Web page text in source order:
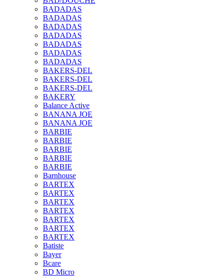
BADADAS
BADADAS
BADADAS
BADADAS
BADADAS
BADADAS
BADADAS
BAKERS-DEL
BAKERS-DEL
BAKERS-DEL
BAKERY
Balance Active
BANANA JOE
BANANA JOE
BARBIE
BARBIE
BARBIE
BARBIE
BARBIE
Barnhouse
BARTEX
BARTEX
BARTEX
BARTEX
BARTEX
BARTEX
BARTEX
Batiste
Bayer
Bcare
BD Micro